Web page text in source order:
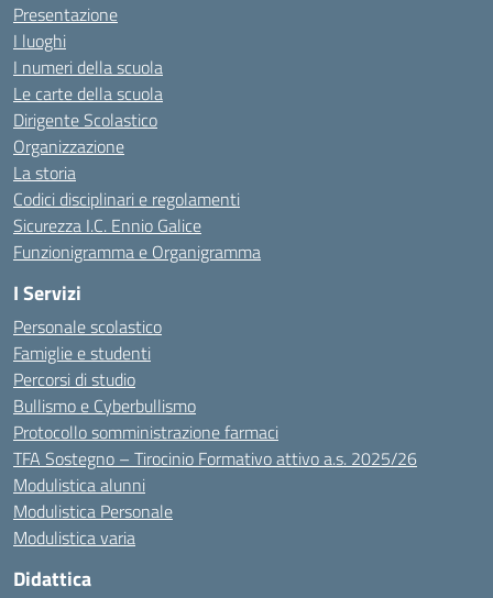
Presentazione
I luoghi
I numeri della scuola
Le carte della scuola
Dirigente Scolastico
Organizzazione
La storia
Codici disciplinari e regolamenti
Sicurezza I.C. Ennio Galice
Funzionigramma e Organigramma
I Servizi
Personale scolastico
Famiglie e studenti
Percorsi di studio
Bullismo e Cyberbullismo
Protocollo somministrazione farmaci
TFA Sostegno – Tirocinio Formativo attivo a.s. 2025/26
Modulistica alunni
Modulistica Personale
Modulistica varia
Didattica